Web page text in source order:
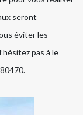
seront
éviter les
pas à le